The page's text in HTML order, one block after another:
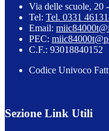
Via delle scuole, 20
Tel: Tel. 0331
Email:
PEC:
C.F.: 93018840152
Codice Univoco
Sezione Link Utili